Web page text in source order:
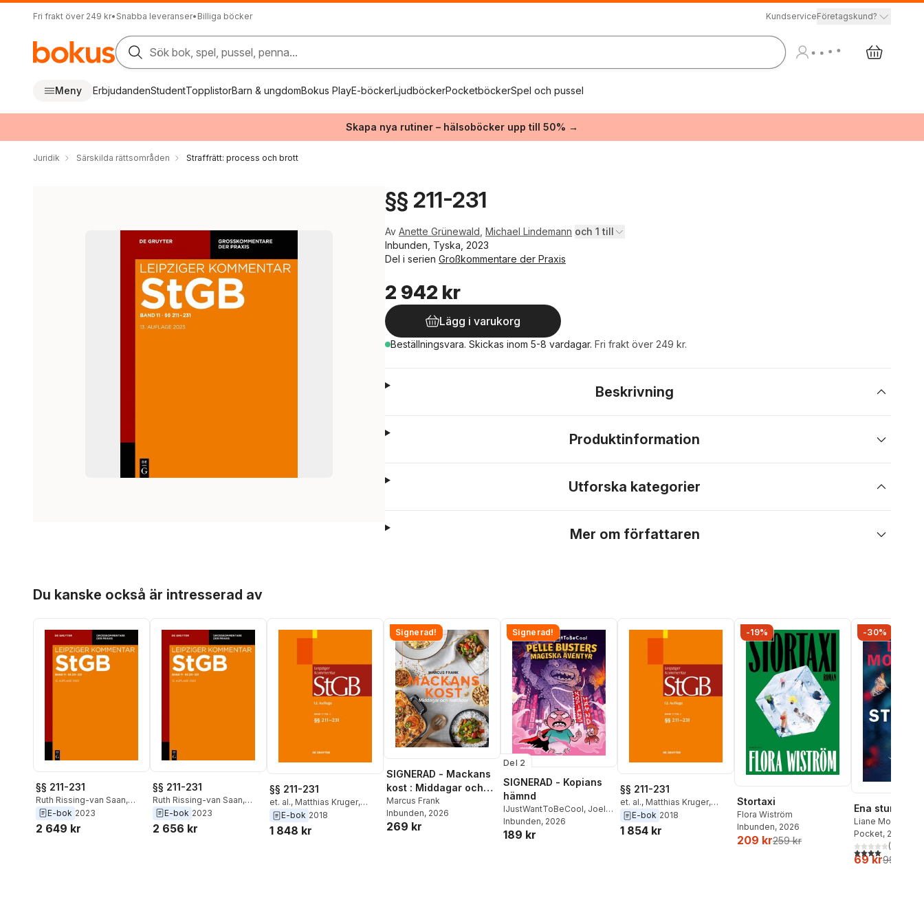
Fri frakt över 249 kr• Snabba leveranser• Billiga böcker KundserviceFöretagskund?
Sök bok, spel, pussel, penna...
Meny ErbjudandenStudentTopplistorBarn & ungdomBokus PlayE-böckerLjudböckerPocketböckerSpel och pussel
Skapa nya rutiner – hälsoböcker upp till 50% →
Juridik Särskilda rättsområden Straffrätt: process och brott
§§ 211-231
Av Anette Grünewald Michael Lindemann och 1 till
Inbunden, Tyska, 2023
Del i serien Großkommentare der Praxis
2 942 kr
Lägg i varukorg
Beställningsvara. Skickas inom 5-8 vardagar. Fri frakt över 249 kr.
Beskrivning
Produktinformation
Utforska kategorier
Mer om författaren
Du kanske också är intresserad av
§§ 211-231
Ruth Rissing-van Saan,
Michael Lindemann
Grunewald
E-bok 2023
2 649 kr
§§ 211-231
Ruth Rissing-van Saan,
Michael Lindemann
Grunewald
E-bok 2023
2 656 kr
§§ 211-231
et. al., Matthias Kruger,
Perdita Kroger
Grunewald
E-bok 2018
1 848 kr
Signerad!
SIGNERAD - Mackans
kost : Middagar och
matlådor
Marcus Frank
Inbunden, 2026
269 kr
Signerad!
Del 2
SIGNERAD - Kopians
hämnd
IJustWantToBeCool, Joel
Adolphson,Emil Ejdemo
Beer ,Victor Beer
Inbunden, 2026
189 kr
§§ 211-231
et. al., Matthias Kruger,
Perdita Kroger
Grunewald
E-bok 2018
1 854 kr
-19%
Stortaxi
Flora Wiström
Inbunden, 2026
209 kr259 kr
-30%
Ena stunden
Liane Moriarty
Pocket, 2026
4,0utav 5(
69 kr99 kr